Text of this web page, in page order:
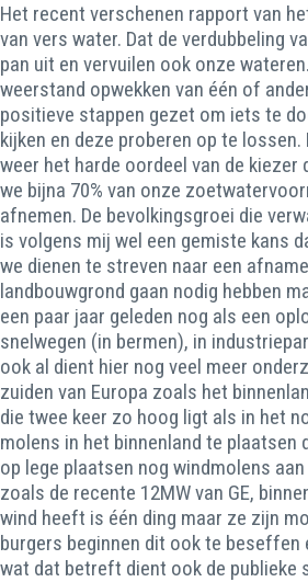
Het recent verschenen rapport van
van vers water. Dat de verdubbeling
pan uit en vervuilen ook onze
weerstand opwekken van één of
positieve stappen gezet om iets te
kijken en deze proberen op te
weer het harde oordeel van de
we bijna 70% van onze
afnemen. De bevolkingsgroei die
is volgens mij wel een gemiste kans
we dienen te streven naar een
landbouwgrond gaan nodig hebben
een paar jaar geleden nog als een
snelwegen (in bermen), in
ook al dient hier nog veel meer
zuiden van Europa zoals het
die twee keer zo hoog ligt als in het
molens in het binnenland te plaatsen
op lege plaatsen nog windmolens
zoals de recente 12MW van GE,
wind heeft is één ding maar ze zijn
burgers beginnen dit ook te
wat dat betreft dient ook de publieke